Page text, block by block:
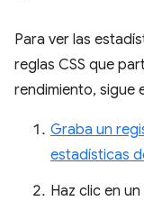
Para ver las
reglas CSS que
rendimiento, sigue
Graba un
estadísticas
Haz clic en